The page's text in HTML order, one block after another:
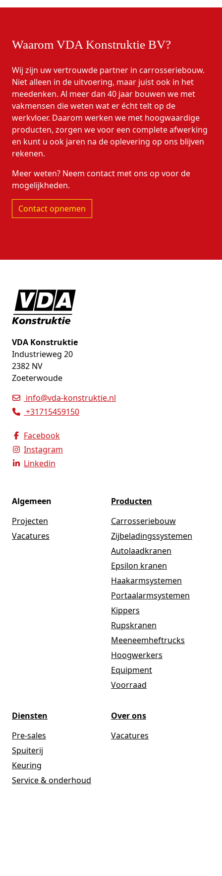
Waarom VDA Konstruktie BV?
Wij zijn uw vertrouwde partner in carrosseriebouw.
Niet alleen in de uitvoering, maar juist ook in het
meedenken. Al meer dan 40 jaar bouwen we met
vakmensen die weten wat er écht telt op de
werkvloer. Daarom werken we met hoogwaardige
producten, zorgen we voor een complete afwerking
en kunt u ook jaren na de oplevering op ons blijven
rekenen.
Meer weten? Neem contact met ons op voor de
mogelijkheden.
Contact opnemen
VDA Konstruktie
Industrieweg 20
2382 NV
Zoeterwoude
info@vda-konstruktie.nl
+31715459150
Facebook
Instagram
Linkedin
Algemeen
Projecten
Vacatures
Producten
Carrosseriebouw
Zijbeladingssystemen
Autolaadkranen
Epsilon kranen
Haakarmsystemen
Portaalarmsystemen
Kippers
Rupskranen
Meeneemheftrucks
Hoogwerkers
Equipment
Voorraad
Diensten
Pre-sales
Spuiterij
Keuring
Service & onderhoud
Over ons
Vacatures